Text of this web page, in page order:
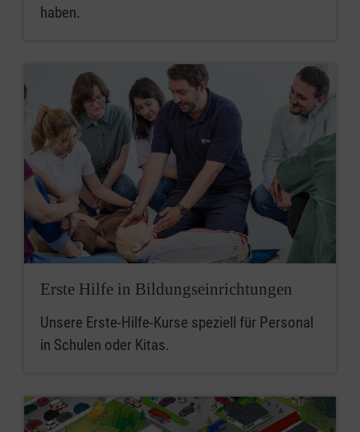
haben.
Erste Hilfe in Bildungseinrichtungen
Unsere Erste-Hilfe-Kurse speziell für Personal
in Schulen oder Kitas.